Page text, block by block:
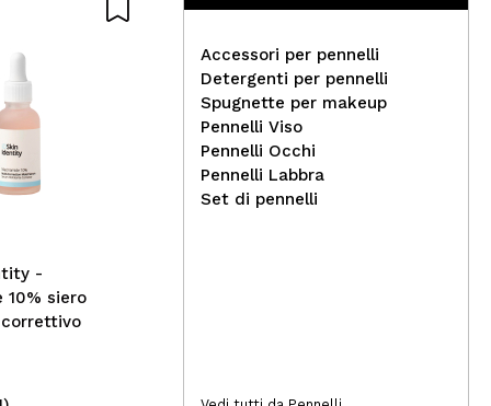
-
10% siero
Nacomi - *Dermo* -
Trattamento Crema Anti-
Imperfezioni
Accessori per pennelli
Detergenti per pennelli
Spugnette per makeup
Pennelli Viso
Pennelli Occhi
Pennelli Labbra
Set di pennelli